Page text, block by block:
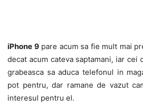
iPhone 9pare acum sa fie mult mai
decat acum cateva saptamani, iar cei
grabeasca sa aduca telefonul in
pot pentru, dar ramane de vazut
interesul pentru el.